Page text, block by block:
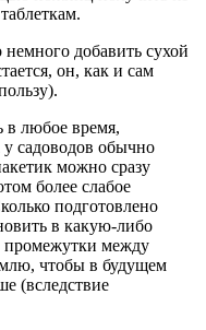
добавить сухой
он, как и сам
в любое время,
садоводов обычно
можно сразу
более слабое
подготовлено
в какую-либо
промежутки между
чтобы в будущем
(вследствие